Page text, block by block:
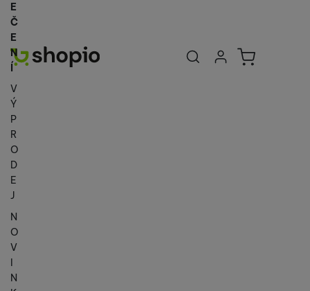
Uživatelská
Přihlásit se
Košík
E
Č
E
N
Í
V
Ý
P
R
O
D
E
J
N
O
V
I
N